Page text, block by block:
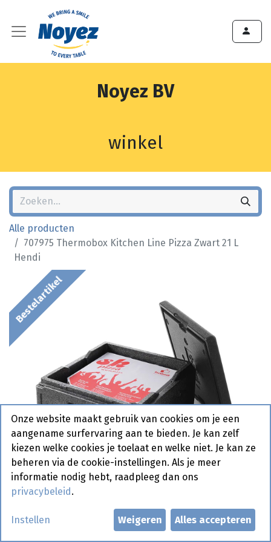
Noyez BV
winkel
Alle producten
707975 Thermobox Kitchen Line Pizza Zwart 21 L
Hendi
Bestelartikel
707975 Thermobox Kitchen Line
Onze website maakt gebruik van cookies om je een
aangename surfervaring aan te bieden. Je kan zelf
kiezen welke cookies je toelaat en welke niet. Je kan ze
beheren via de cookie-instellingen. Als je meer
informatie nodig hebt, raadpleeg dan ons
privacybeleid .
Instellen Weigeren Alles accepteren